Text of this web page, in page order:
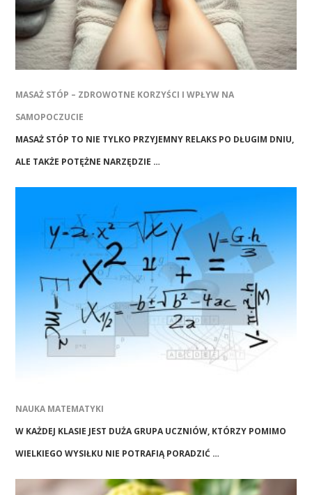
MASAŻ STÓP – ZDROWOTNE KORZYŚCI I WPŁYW NA
SAMOPOCZUCIE
MASAŻ STÓP TO NIE TYLKO PRZYJEMNY RELAKS PO DŁUGIM DNIU,
ALE TAKŻE POTĘŻNE NARZĘDZIE …
NAUKA MATEMATYKI
W KAŻDEJ KLASIE JEST DUŻA GRUPA UCZNIÓW, KTÓRZY POMIMO
WIELKIEGO WYSIŁKU NIE POTRAFIĄ PORADZIĆ …